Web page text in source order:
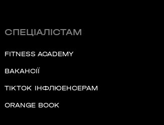
свободу
ті, хто
віддав.
СПЕЦІАЛІСТАМ
FITNESS ACADEMY
ВАКАНСІЇ
TIKTOK ІНФЛЮЕНСЕРАМ
ORANGE BOOK